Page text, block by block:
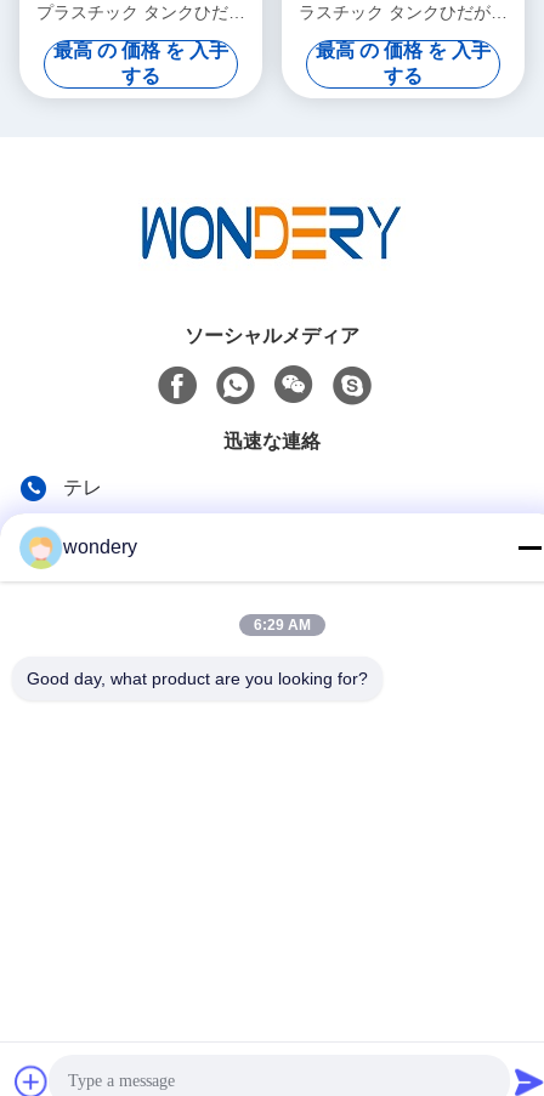
プラスチック タンクひだが
付く機械Servo 4の側面によ
って統合されるひだが付くこ
と
最高 の 価格 を 入手
する
ラスチック タンクひだが付
く機械、ラジエーターの圧着
工具
最高 の 価格 を 入手
する
ソーシャルメディア
迅速な連絡
テレ
シェンギャンメトロポリタンプラザ,新武区,武蔵,中国
wondery
6:29 AM
Good day, what product are you looking for?